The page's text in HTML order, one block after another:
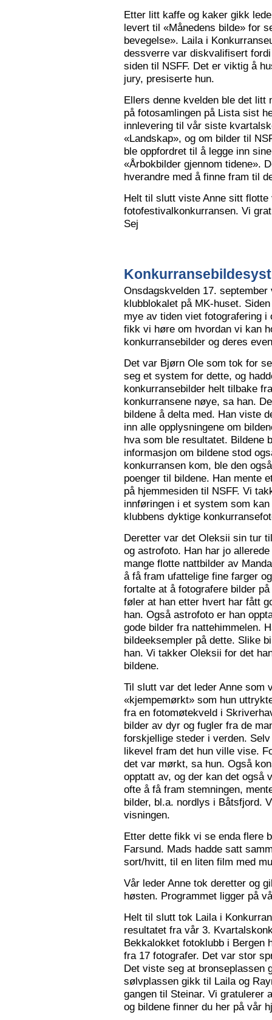
Etter litt kaffe og kaker gikk
levert til «Månedens bilde» for
bevegelse». Laila i
dessverre var diskvalifisert
siden til NSFF. Det er viktig å
jury, presiserte hun.
Ellers denne kvelden ble det litt
på fotosamlingen på Lista sist
innlevering til vår siste
«Landskap», og om bilder til
ble oppfordret til å legge inn
«Årbokbilder gjennom tidene».
hverandre med å finne fram til
Helt til slutt viste Anne sitt flotte
fotofestivalkonkurransen. Vi
Sej
Onsdagskvelden 17.
klubblokalet på MK-huset.
mye av tiden viet fotografering
fikk vi høre om hvordan vi kan
konkurransebilder og deres
Det var Bjørn Ole som tok for
seg et system for dette, og
konkurransebilder helt tilbake
konkurransene nøye, sa han.
bildene å delta med. Han viste
inn alle opplysningene om
hva som ble resultatet. Bildene
informasjon om bildene stod
konkurransen kom, ble den
poenger til bildene. Han mente
på hjemmesiden til NSFF. Vi
innføringen i et system som
klubbens dyktige
Deretter var det Oleksii sin tur
og astrofoto. Han har jo
mange flotte nattbilder av
å få fram ufattelige fine farger
fortalte at å fotografere bilder
føler at han etter hvert har fått
han. Også astrofoto er han
gode bilder fra nattehimmelen.
bildeeksempler på dette. Slike
han. Vi takker Oleksii for det
bildene.
Til slutt var det leder Anne som
«kjempemørkt» som hun
fra en fotomøtekveld i
bilder av dyr og fugler fra de
forskjellige steder i verden.
likevel fram det hun ville vise.
det var mørkt, sa hun. Også
opptatt av, og der kan det
ofte å få fram stemningen,
bilder, bl.a. nordlys i Båtsfjord.
visningen.
Etter dette fikk vi se enda flere
Farsund. Mads hadde satt
sort/hvitt, til en liten film med
Vår leder Anne tok deretter og
høsten. Programmet ligger på
Helt til slutt tok Laila i
resultatet fra vår 3.
Bekkalokket fotoklubb i
fra 17 fotografer. Det var stor
Det viste seg at bronseplassen
sølvplassen gikk til Laila og
gangen til Steinar. Vi gratulerer
og bildene finner du her på vår